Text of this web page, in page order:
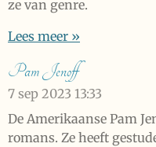
ze van genre.
Lees meer »
Pam Jenoff
7 sep 2023 13:33
De Amerikaanse Pam
romans. Ze heeft